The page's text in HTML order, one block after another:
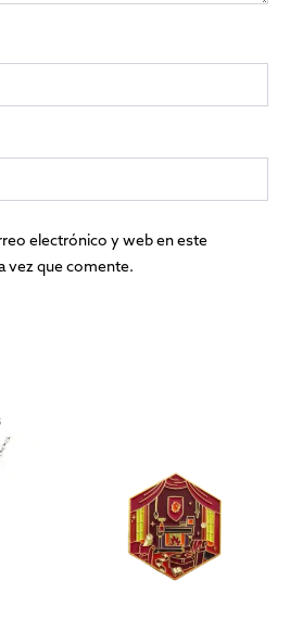
electrónico y web en este
vez que comente.